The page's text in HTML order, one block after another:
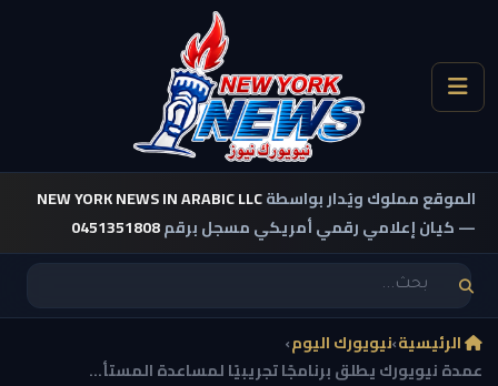
الموقع مملوك ويُدار بواسطةNEW YORK NEWS IN ARABIC LLC
— كيان إعلامي رقمي أمريكي مسجل برقم0451351808
الرئيسية›نيويورك اليوم›
عمدة نيويورك يطلق برنامجًا تجريبيًا لمساعدة المستأ...